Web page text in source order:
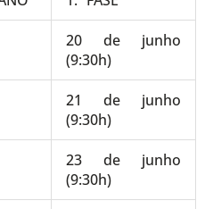
20 de junho
(9:30h)
21 de junho
(9:30h)
23 de junho
(9:30h)